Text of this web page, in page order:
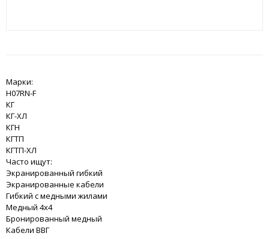
Марки:
H07RN-F
КГ
КГ-ХЛ
КГН
КГТП
КГТП-ХЛ
Часто ищут:
Экранированный гибкий
Экранированные кабели
Гибкий с медными жилами
Медный 4x4
Бронированный медный
Кабели ВВГ